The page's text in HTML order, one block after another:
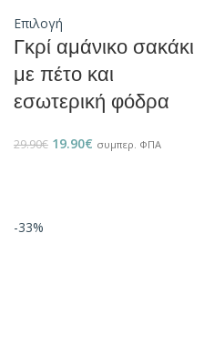
Επιλογή
Γκρί αμάνικο σακάκι
με πέτο και
εσωτερική φόδρα
29.90€ 19.90€ συμπερ. ΦΠΑ
-33%